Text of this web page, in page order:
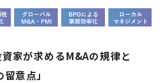
家が求めるM&Aの規律と
意点」